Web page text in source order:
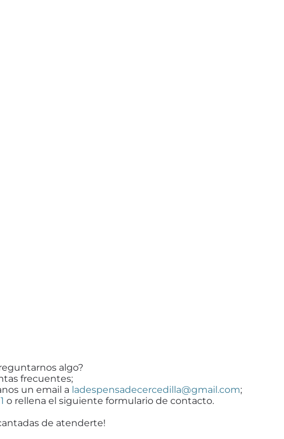
algo?
frecuentes;
un email a ladespensadecercedilla@gmail.com;
o rellena el siguiente formulario de contacto.
de atenderte!